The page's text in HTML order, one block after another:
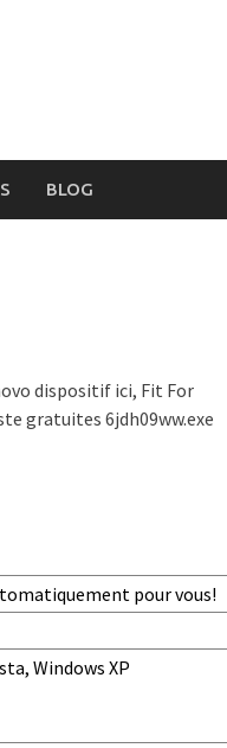
BLOG
dispositif ici, Fit For
gratuites 6jdh09ww.exe
pour vous!
Windows XP